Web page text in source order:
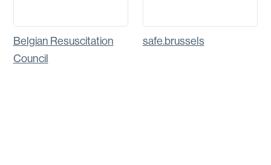
Belgian Resuscitation
Council
safe.brussels